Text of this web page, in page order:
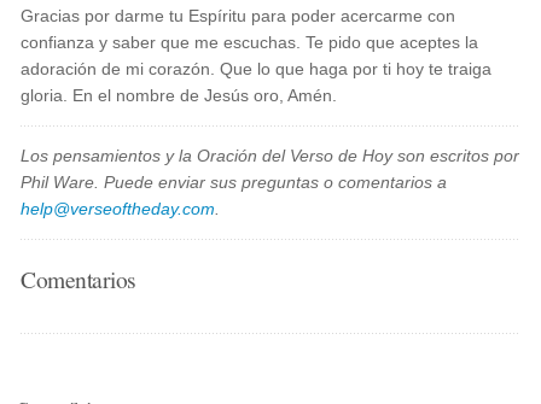
Gracias por darme tu Espíritu para poder acercarme con
confianza y saber que me escuchas. Te pido que aceptes la
adoración de mi corazón. Que lo que haga por ti hoy te traiga
gloria. En el nombre de Jesús oro, Amén.
Los pensamientos y la Oración del Verso de Hoy son escritos por
Phil Ware. Puede enviar sus preguntas o comentarios a
help@verseoftheday.com
Comentarios